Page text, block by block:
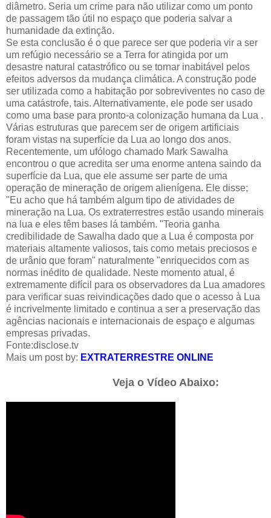
diâmetro. Seria um crime para não utilizar como um ponto
de passagem tão útil no espaço que poderia salvar a
humanidade da extinção.
Se esta conclusão é o que parece ser que poderia vir a ser
um refúgio necessário se a Terra for atingida por um
desastre natural catastrófico ou se tornar inabitável pelos
efeitos adversos da mudança climática. A construção pode
ser utilizada como a habitação por sobreviventes no caso de
uma catástrofe, tais. Alternativamente, ele pode ser usado
como uma base para pronto-a colonização humana da Lua .
Várias estruturas que parecem ser de origem artificiais
foram vistas na superfície da Lua ao longo dos anos.
Recentemente, um ufólogo chamado Mark Sawalha
encontrou o que acredita ser uma enorme antena saindo da
superfície da Lua, que ele assume ser parte de uma
operação de mineração de origem alienígena. Ele disse;
"Eu acho que há também algum tipo de atividades de
mineração na Lua. Os extraterrestres estão usando minerais
na lua e eles têm bases lá também. "Teoria ganha
credibilidade de Sawalha dado que a Lua é composta por
materiais altamente valiosos, tais como metais preciosos e
de urânio que foram" naturalmente "enriquecidos com as
normas inédito de qualidade. Neste momento atual, é
extremamente difícil para os observadores da Lua amadores
para verificar suas reivindicações dado que o acesso à Lua
é incrivelmente limitado e continua a ser a preservação das
agências nacionais e internacionais de espaço e algumas
empresas privadas.
Fonte:disclose.tv
Mais um post by: EXTRATERRESTRE ONLINE
Veja o Vídeo Abaixo: